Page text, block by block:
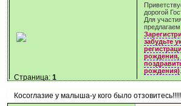
дорогой
Для
забудьте
рождения)
Косоглазие у малыша-у кого было
Страница:1